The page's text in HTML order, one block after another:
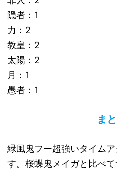
隠者：1
力：2
教皇：2
太陽：2
月：1
愚者：1
ま
緑風鬼フー超強いタイム
す。桜蝶鬼メイガと比べ